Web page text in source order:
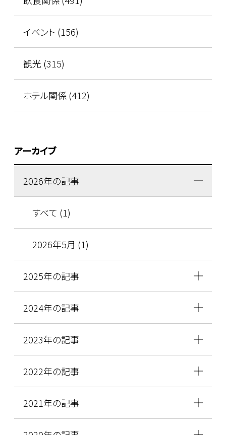
イベント (156)
観光 (315)
ホテル関係 (412)
アーカイブ
2026年の記事
すべて (1)
2026年5月 (1)
2025年の記事
2024年の記事
2023年の記事
2022年の記事
2021年の記事